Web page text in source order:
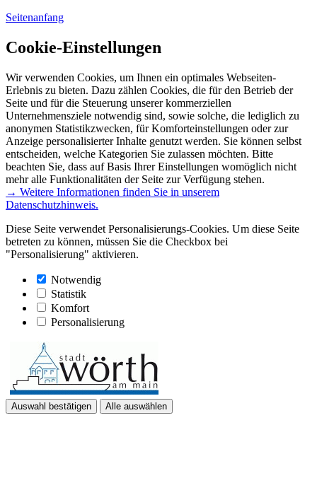
Seitenanfang
Cookie-Einstellungen
Wir verwenden Cookies, um Ihnen ein optimales Webseiten-
Erlebnis zu bieten. Dazu zählen Cookies, die für den Betrieb der
Seite und für die Steuerung unserer kommerziellen
Unternehmensziele notwendig sind, sowie solche, die lediglich zu
anonymen Statistikzwecken, für Komforteinstellungen oder zur
Anzeige personalisierter Inhalte genutzt werden. Sie können selbst
entscheiden, welche Kategorien Sie zulassen möchten. Bitte
beachten Sie, dass auf Basis Ihrer Einstellungen womöglich nicht
mehr alle Funktionalitäten der Seite zur Verfügung stehen.
→ Weitere Informationen finden Sie in unserem
Datenschutzhinweis.
Diese Seite verwendet Personalisierungs-Cookies. Um diese Seite
betreten zu können, müssen Sie die Checkbox bei
"Personalisierung" aktivieren.
Notwendig
Statistik
Komfort
Personalisierung
Auswahl bestätigen Alle auswählen